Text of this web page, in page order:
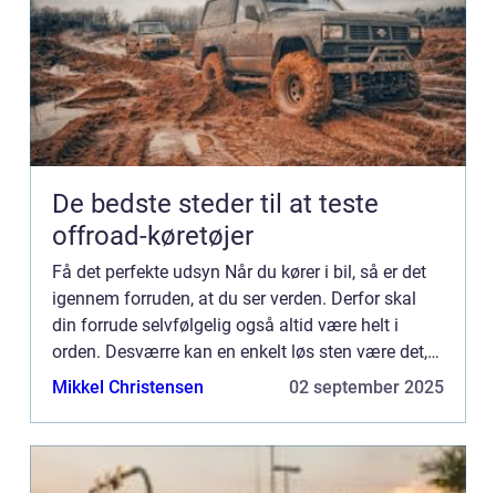
De bedste steder til at teste
offroad-køretøjer
Få det perfekte udsyn Når du kører i bil, så er det
igennem forruden, at du ser verden. Derfor skal
din forrude selvfølgelig også altid være helt i
orden. Desværre kan en enkelt løs sten være det,
der giver din forrude den revne, der forstyrrer dit
Mikkel Christensen 02 september 2025